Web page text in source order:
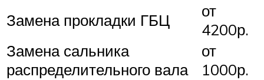
Замена прокладки ГБЦ
от
4200р.
Замена сальника
распределительного вала
от
1000р.